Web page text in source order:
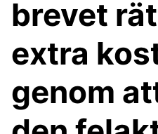
brevet
extra
genom